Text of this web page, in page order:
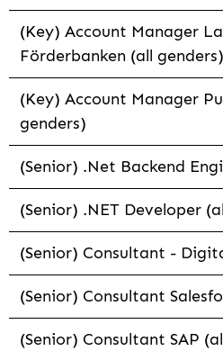
(Key) Account Manager
Förderbanken (all genders)
(Key) Account Manager
genders)
(Senior) .Net Backend
(Senior) .NET Developer
(Senior) Consultant -
(Senior) Consultant
(Senior) Consultant SAP